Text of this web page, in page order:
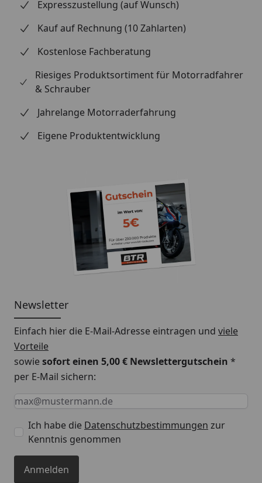
Expresszustellung (auf Wunsch)
Kauf auf Rechnung (10 Zahlarten)
Kostenlose Fachberatung
Riesiges Produktsortiment für Motorradfahrer
& Schrauber
Jahrelange Motorraderfahrung
Eigene Produktentwicklung
Newsletter
Einfach hier die E-Mail-Adresse eintragen und viele
Vorteile
sowiesofort einen 5,00 € Newslettergutschein *
per E-Mail sichern:
Keine Eingabe erforderlich
Eingabe erforderlich
E-Mail *
Ich habe die Datenschutzbestimmungen zur
Kenntnis genommen
Anmelden